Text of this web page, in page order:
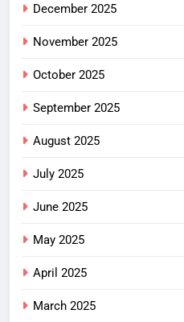
December 2025
November 2025
October 2025
September 2025
August 2025
July 2025
June 2025
May 2025
April 2025
March 2025